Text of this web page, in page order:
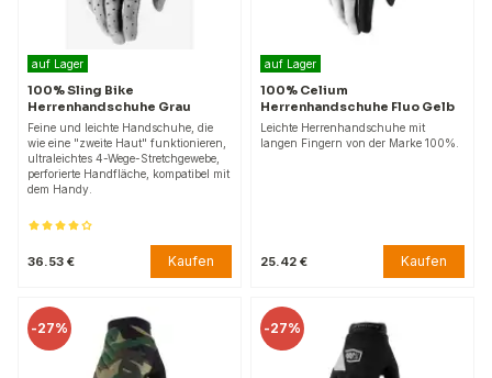
auf Lager
100% Sling Bike
Herrenhandschuhe Grau
Feine und leichte Handschuhe, die
wie eine "zweite Haut" funktionieren,
ultraleichtes 4-Wege-Stretchgewebe,
perforierte Handfläche, kompatibel mit
dem Handy.
36.53 € Kaufen
auf Lager
100% Celium
Herrenhandschuhe Fluo Gelb
Leichte Herrenhandschuhe mit
langen Fingern von der Marke 100%.
25.42 € Kaufen
-27% -27%